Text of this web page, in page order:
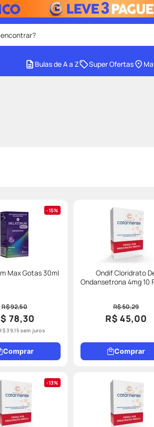
Bulas de A a Z Super Ofertas
15%
Max Gotas 30ml
R$ 92,50
78,30
39,15sem juros
Comprar
Ondif Cloridrato
Ondansetrona 4mg 10
R$ 50,29
R$ 45,00
Comprar
13%